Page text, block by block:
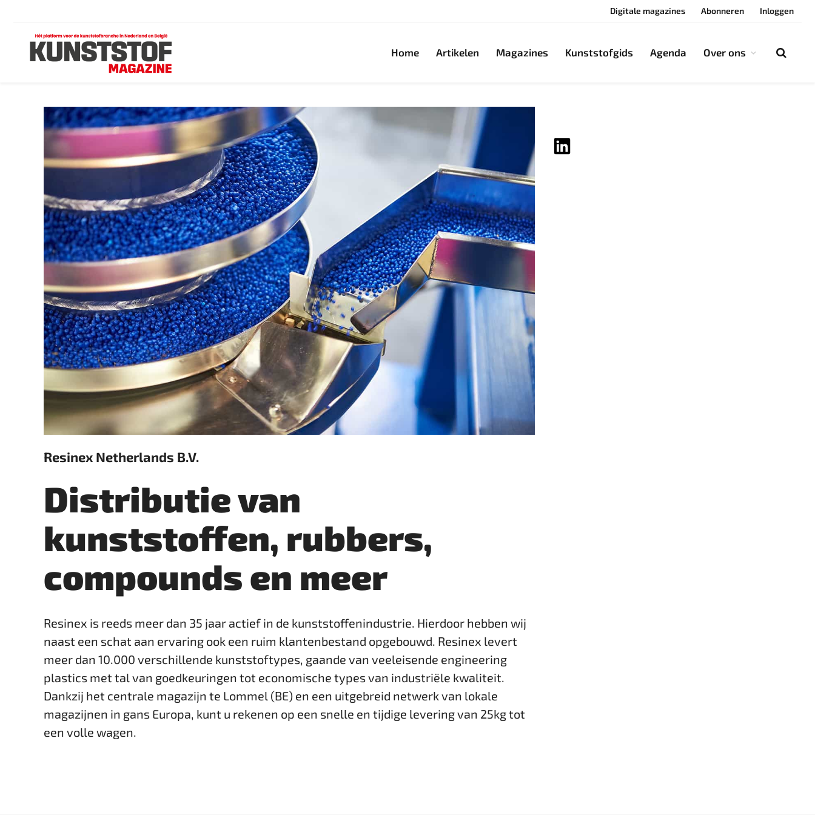
Digitale magazines Abonneren Inloggen
Home Artikelen Magazines Kunststofgids Agenda Over ons
Resinex Netherlands B.V.
Distributie van
kunststoffen, rubbers,
compounds en meer
Resinex is reeds meer dan 35 jaar actief in de kunststoffenindustrie. Hierdoor ­hebben wij
naast een schat aan ervaring ook een ruim klantenbestand opgebouwd. Resinex levert
meer dan 10.000 verschillende kunststoftypes, gaande van veel­eisende engineering
plastics met tal van goedkeuringen tot economische types van industriële kwaliteit.
Dankzij het centrale magazijn te Lommel (BE) en een uitgebreid netwerk van lokale
magazijnen in gans Europa, kunt u rekenen op een snelle en ­tijdige levering van 25kg tot
een volle wagen.